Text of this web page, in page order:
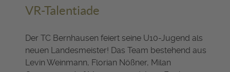
VR-Talentiade
Der TC Bernhausen feiert seine U10-Jugend als
neuen Landesmeister! Das Team bestehend aus
Levin Weinmann, Florian Nößner, Milan